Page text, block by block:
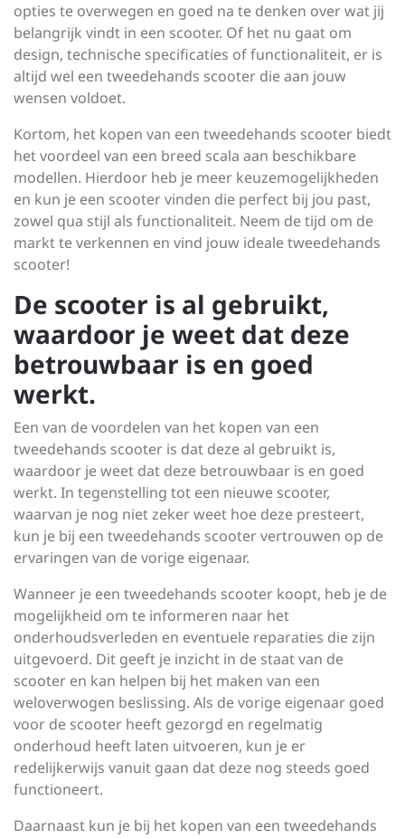
opties te overwegen en goed na te denken over wat jij
belangrijk vindt in een scooter. Of het nu gaat om
design, technische specificaties of functionaliteit, er is
altijd wel een tweedehands scooter die aan jouw
wensen voldoet.
Kortom, het kopen van een tweedehands scooter biedt
het voordeel van een breed scala aan beschikbare
modellen. Hierdoor heb je meer keuzemogelijkheden
en kun je een scooter vinden die perfect bij jou past,
zowel qua stijl als functionaliteit. Neem de tijd om de
markt te verkennen en vind jouw ideale tweedehands
scooter!
De scooter is al gebruikt,
waardoor je weet dat deze
betrouwbaar is en goed
werkt.
Een van de voordelen van het kopen van een
tweedehands scooter is dat deze al gebruikt is,
waardoor je weet dat deze betrouwbaar is en goed
werkt. In tegenstelling tot een nieuwe scooter,
waarvan je nog niet zeker weet hoe deze presteert,
kun je bij een tweedehands scooter vertrouwen op de
ervaringen van de vorige eigenaar.
Wanneer je een tweedehands scooter koopt, heb je de
mogelijkheid om te informeren naar het
onderhoudsverleden en eventuele reparaties die zijn
uitgevoerd. Dit geeft je inzicht in de staat van de
scooter en kan helpen bij het maken van een
weloverwogen beslissing. Als de vorige eigenaar goed
voor de scooter heeft gezorgd en regelmatig
onderhoud heeft laten uitvoeren, kun je er
redelijkerwijs vanuit gaan dat deze nog steeds goed
functioneert.
Daarnaast kun je bij het kopen van een tweedehands